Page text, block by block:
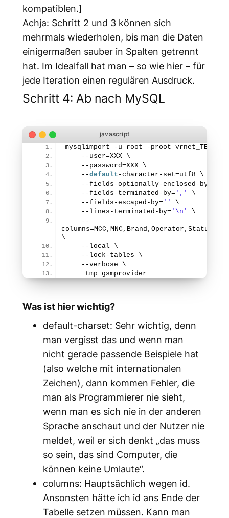
kompatiblen.]
Achja: Schritt 2 und 3 können sich
mehrmals wiederholen, bis man die Daten
einigermaßen sauber in Spalten getrennt
hat. Im Idealfall hat man – so wie hier – für
jede Iteration einen regulären Ausdruck.
Schritt 4: Ab nach MySQL
mysqlimport -u root -proot
    --user=XXX \
    --password=XXX \
    --
default -character-set=utf8 \
    --fields-optionally-enclosed-by=
    --fields-terminated-by=
','
\
    --fields-escaped-by=
''
\
    --lines-terminated-by=
' \n '
\
    --
\
    --local \
    --lock-tables \
    --verbose \
    _tmp_gsmprovider
Was ist hier wichtig?
default-charset: Sehr wichtig, denn
man vergisst das und wenn man
nicht gerade passende Beispiele hat
(also welche mit internationalen
Zeichen), dann kommen Fehler, die
man als Programmierer nie sieht,
wenn man es sich nie in der anderen
Sprache anschaut und der Nutzer nie
meldet, weil er sich denkt „das muss
so sein, das sind Computer, die
können keine Umlaute“.
columns: Hauptsächlich wegen id.
Ansonsten hätte ich id ans Ende der
Tabelle setzen müssen. Kann man